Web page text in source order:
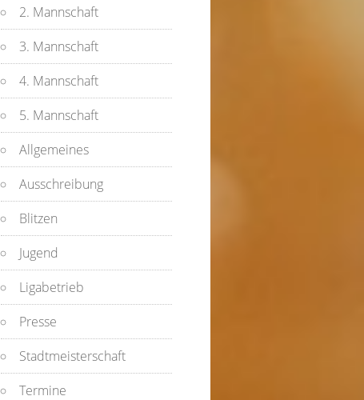
2. Mannschaft
3. Mannschaft
4. Mannschaft
5. Mannschaft
Allgemeines
Ausschreibung
Blitzen
Jugend
Ligabetrieb
Presse
Stadtmeisterschaft
Termine